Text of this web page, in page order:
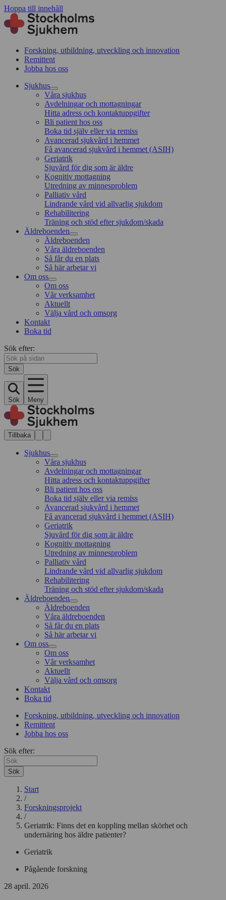
Hoppa till innehåll
Forskning, utbildning, utveckling och innovation
Remittent
Jobba hos oss
Sjukhus
Våra sjukhus
Avdelningar och mottagningar
Hitta adress och kontaktuppgifter
Bli patient hos oss
Boka tid själv eller via remiss
Avancerad sjukvård i hemmet
Få avancerad sjukvård i hemmet (ASIH)
Geriatrik
Sjuvård för dig som är äldre
Kognitiv mottagning
Utredning av minnesproblem
Palliativ vård
Lindrande vård vid allvarlig sjukdom
Rehabilitering
Träning och stöd efter sjukdom/skada
Äldreboenden
Äldreboenden
Våra äldreboenden
Så får du en plats
Så här arbetar vi
Om oss
Om oss
Vår verksamhet
Aktuellt
Välja vård och omsorg
Kontakt
Boka tid
Sök efter:
Sök
Sök Meny
Tillbaka
Sjukhus
Våra sjukhus
Avdelningar och mottagningar
Hitta adress och kontaktuppgifter
Bli patient hos oss
Boka tid själv eller via remiss
Avancerad sjukvård i hemmet
Få avancerad sjukvård i hemmet (ASIH)
Geriatrik
Sjuvård för dig som är äldre
Kognitiv mottagning
Utredning av minnesproblem
Palliativ vård
Lindrande vård vid allvarlig sjukdom
Rehabilitering
Träning och stöd efter sjukdom/skada
Äldreboenden
Äldreboenden
Våra äldreboenden
Så får du en plats
Så här arbetar vi
Om oss
Om oss
Vår verksamhet
Aktuellt
Välja vård och omsorg
Kontakt
Boka tid
Forskning, utbildning, utveckling och innovation
Remittent
Jobba hos oss
Sök efter:
Sök
Start
/
Forskningsprojekt
/
Geriatrik: Finns det en koppling mellan skörhet och
undernäring hos äldre patienter?
Geriatrik
Pågående forskning
28 april. 2026